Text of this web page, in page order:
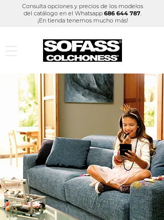
Consulta opciones y precios de los modelos
del catálogo en el Whatsapp 686 644 787.
¡En tienda tenemos mucho más!